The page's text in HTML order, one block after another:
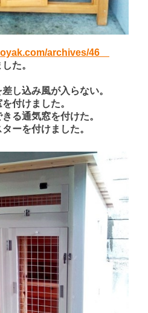
archives/46
た。
し込み風が入らない。
付けました。
る通気窓を付けた。
ーを付けました。